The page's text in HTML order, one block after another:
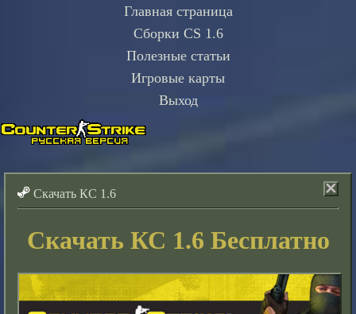
Главная страница
Сборки CS 1.6
Полезные статьи
Игровые карты
Выход
Скачать КС 1.6
Скачать КС 1.6 Бесплатно